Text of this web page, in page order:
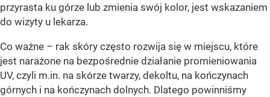
przyrasta ku górze lub zmienia swój kolor, jest wskazaniem
do wizyty u lekarza.
Co ważne – rak skóry często rozwija się w miejscu, które
jest narażone na bezpośrednie działanie promieniowania
UV, czyli m.in. na skórze twarzy, dekoltu, na kończynach
górnych i na kończynach dolnych. Dlatego powinniśmy